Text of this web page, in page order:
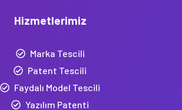
Hizmetlerimiz
Marka Tescili
Patent Tescili
Faydalı Model Tescili
Yazılım Patenti